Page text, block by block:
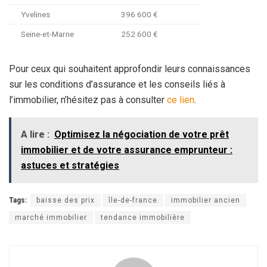
Yvelines 396 600 €
Seine-et-Marne 252 600 €
Pour ceux qui souhaitent approfondir leurs connaissances
sur les conditions d’assurance et les conseils liés à
l’immobilier, n’hésitez pas à consulter ce lien.
A lire : Optimisez la négociation de votre prêt
immobilier et de votre assurance emprunteur :
astuces et stratégies
Tags: baisse des prix île-de-france immobilier ancien
marché immobilier tendance immobilière